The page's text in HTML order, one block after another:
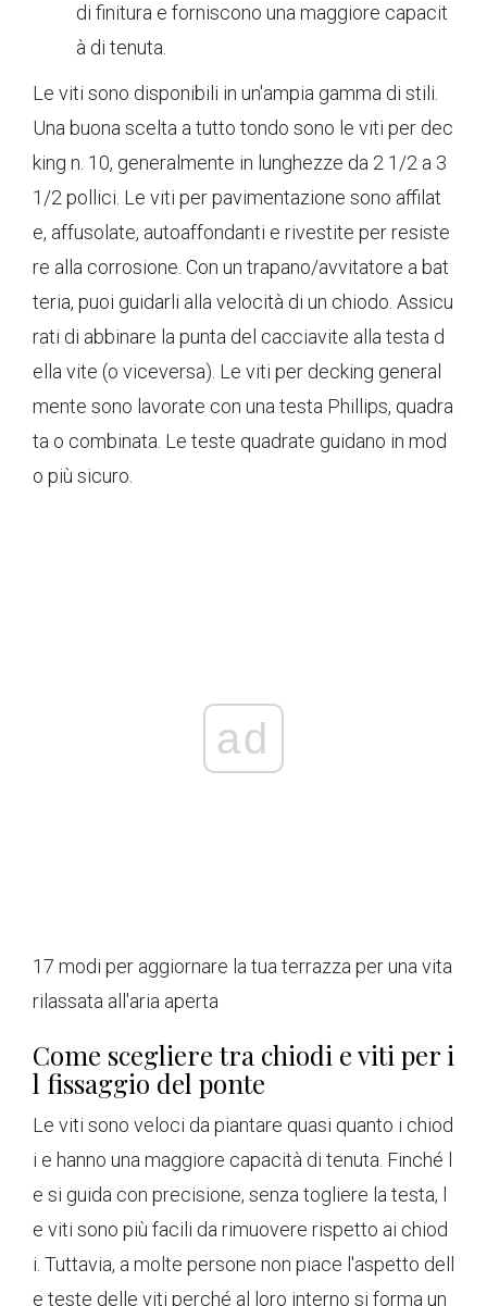
di finitura e forniscono una maggiore capacit
à di tenuta.
Le viti sono disponibili in un'ampia gamma di stili.
Una buona scelta a tutto tondo sono le viti per dec
king n. 10, generalmente in lunghezze da 2 1/2 a 3
1/2 pollici. Le viti per pavimentazione sono affilat
e, affusolate, autoaffondanti e rivestite per resiste
re alla corrosione. Con un trapano/avvitatore a bat
teria, puoi guidarli alla velocità di un chiodo. Assicu
rati di abbinare la punta del cacciavite alla testa d
ella vite (o viceversa). Le viti per decking general
mente sono lavorate con una testa Phillips, quadra
ta o combinata. Le teste quadrate guidano in mod
o più sicuro.
ad
17 modi per aggiornare la tua terrazza per una vita
rilassata all'aria aperta
Come scegliere tra chiodi e viti per i
l fissaggio del ponte
Le viti sono veloci da piantare quasi quanto i chiod
i e hanno una maggiore capacità di tenuta. Finché l
e si guida con precisione, senza togliere la testa, l
e viti sono più facili da rimuovere rispetto ai chiod
i. Tuttavia, a molte persone non piace l'aspetto dell
e teste delle viti perché al loro interno si forma un